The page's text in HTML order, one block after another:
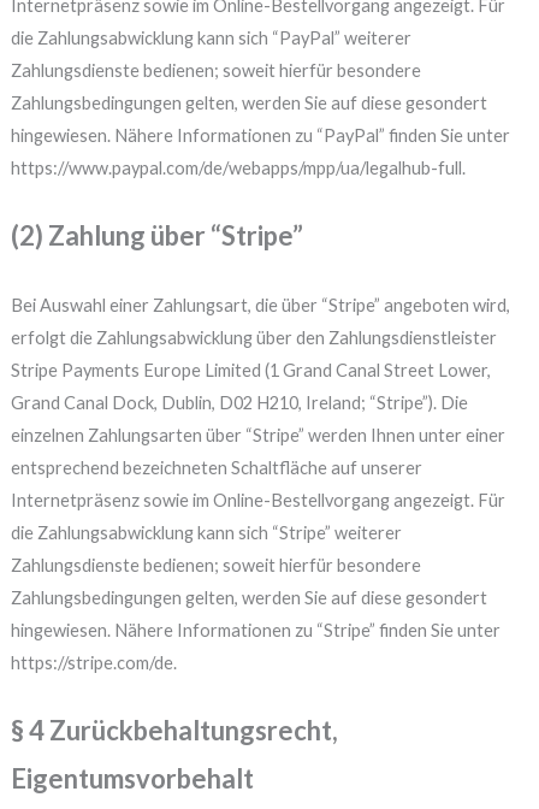
Internetpräsenz sowie im Online-Bestellvorgang angezeigt. Für
die Zahlungsabwicklung kann sich “PayPal” weiterer
Zahlungsdienste bedienen; soweit hierfür besondere
Zahlungsbedingungen gelten, werden Sie auf diese gesondert
hingewiesen. Nähere Informationen zu “PayPal” finden Sie unter
https://www.paypal.com/de/webapps/mpp/ua/legalhub-full.
(2) Zahlung über “Stripe”
Bei Auswahl einer Zahlungsart, die über “Stripe” angeboten wird,
erfolgt die Zahlungsabwicklung über den Zahlungsdienstleister
Stripe Payments Europe Limited (1 Grand Canal Street Lower,
Grand Canal Dock, Dublin, D02 H210, Ireland; “Stripe”). Die
einzelnen Zahlungsarten über “Stripe” werden Ihnen unter einer
entsprechend bezeichneten Schaltfläche auf unserer
Internetpräsenz sowie im Online-Bestellvorgang angezeigt. Für
die Zahlungsabwicklung kann sich “Stripe” weiterer
Zahlungsdienste bedienen; soweit hierfür besondere
Zahlungsbedingungen gelten, werden Sie auf diese gesondert
hingewiesen. Nähere Informationen zu “Stripe” finden Sie unter
https://stripe.com/de.
§ 4 Zurückbehaltungsrecht,
Eigentumsvorbehalt